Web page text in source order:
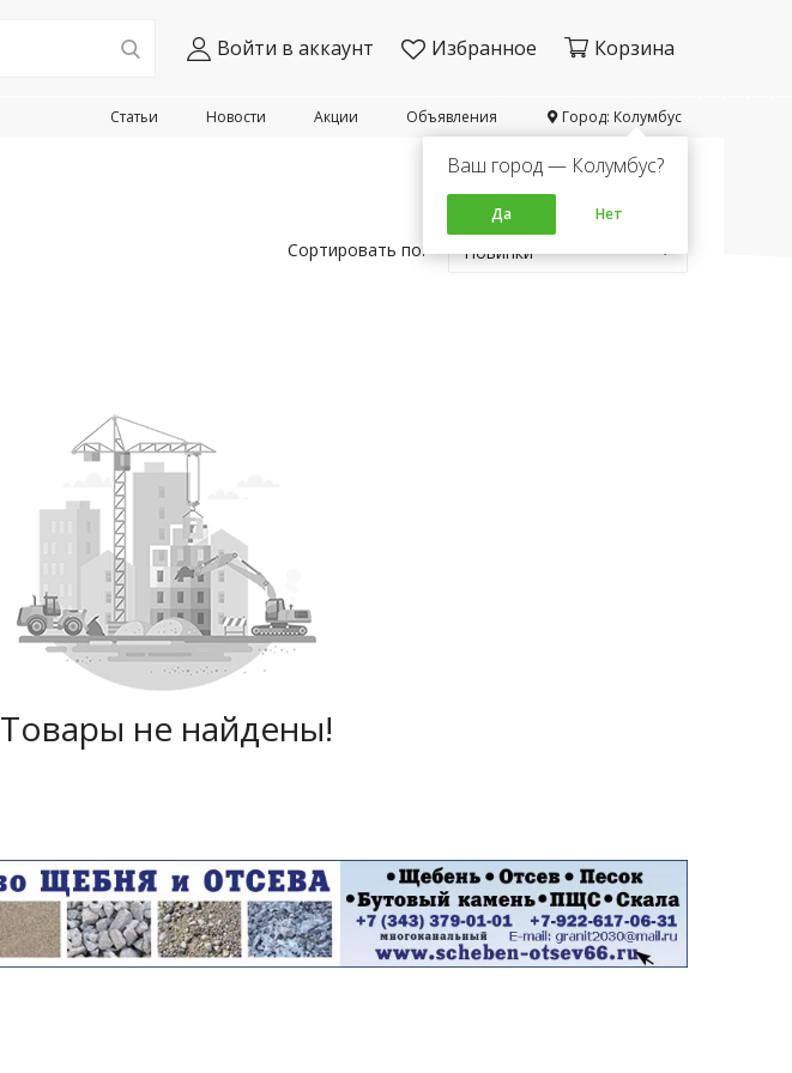
Войти в аккаунт Избранное Корзина
Город: Колумбус
Ваш город — Колумбус?
Да Нет
Объявления
Акции
Новости
Статьи
Сортировать по: Новинки
Товары не найдены!